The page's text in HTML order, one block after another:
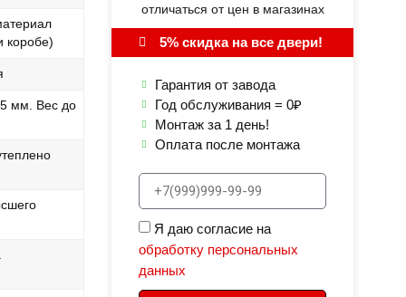
коробе)
мм. Вес до
отличаться от цен в магазинах
5% скидка на все двери!
Гарантия от завода
Год обслуживания = 0₽
Монтаж за 1 день!
Оплата после монтажа
Я даю согласие на
обработку персональных
данных